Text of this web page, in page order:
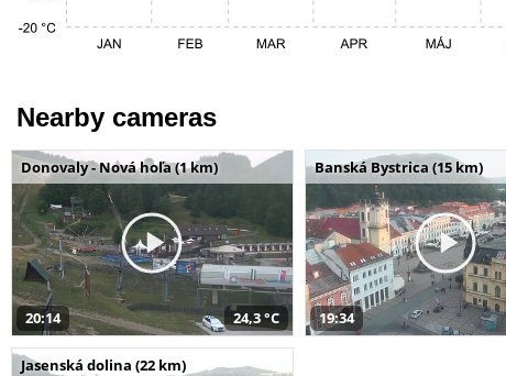
Nearby cameras
Donovaly - Nová hoľa (1 km)
20:14 24,3 °C
Banská Bystrica (15 km)
19:34
Jasenská dolina (22 km)